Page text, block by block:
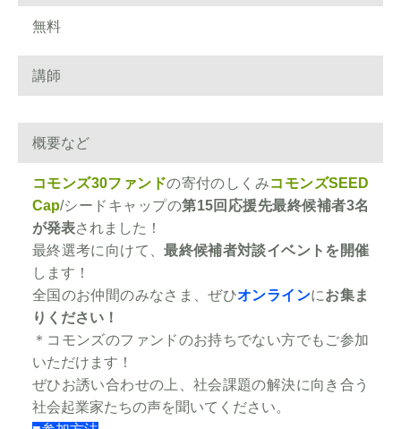
無料
講師
概要など
コモンズ30ファンドの寄付のしくみコモンズSEED
Cap/シードキャップの第15回応援先最終候補者3名
が発表されました！
最終選考に向けて、最終候補者対談イベントを開催
します！
全国のお仲間のみなさま、ぜひオンラインにお集ま
りください！
＊コモンズのファンドのお持ちでない方でもご参加
いただけます！
ぜひお誘い合わせの上、社会課題の解決に向き合う
社会起業家たちの声を聞いてください。